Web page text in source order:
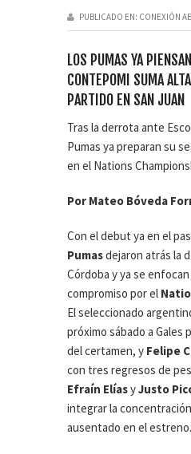
PUBLICADO EN: CONEXIÓN
LOS PUMAS YA
CONTEPOMI SUMA
PARTIDO EN SAN JUAN
Tras la derrota ante
Pumas ya preparan su
en el Nations
Por Mateo Bóveda
Con el debut ya en el
Pumasdejaron atrás la
Córdoba y ya se
compromiso por el
El seleccionado
próximo sábado a Gales
del certamen, y Felipe
con tres regresos de
Efraín ElíasyJusto
integrar la
ausentado en el estreno.